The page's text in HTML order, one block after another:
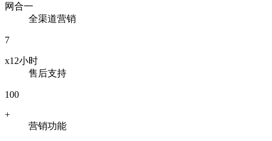
网合一
全渠道营销
7
x12小时
售后支持
100
+
营销功能